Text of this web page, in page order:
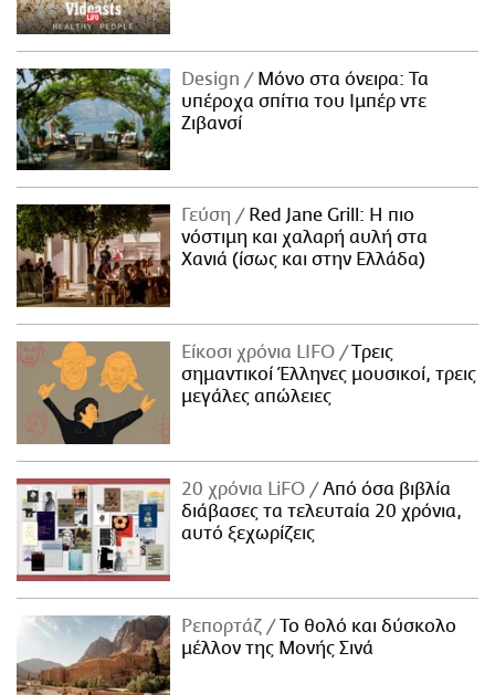
Design
Μόνο στα όνειρα: Τα
υπέροχα σπίτια του Ιμπέρ ντε
Ζιβανσί
Γεύση
Red Jane Grill: Η πιο
νόστιμη και χαλαρή αυλή στα
Χανιά (ίσως και στην Ελλάδα)
Είκοσι χρόνια LIFO
Tρεις
σημαντικοί Έλληνες μουσικοί, τρεις
μεγάλες απώλειες
20 χρόνια LiFO
Από όσα βιβλία
διάβασες τα τελευταία 20 χρόνια,
αυτό ξεχωρίζεις
Ρεπορτάζ
Το θολό και δύσκολο
μέλλον της Μονής Σινά